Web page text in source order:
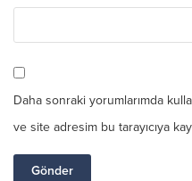
Daha sonraki yorumlarımda
ve site adresim bu tarayıcıya